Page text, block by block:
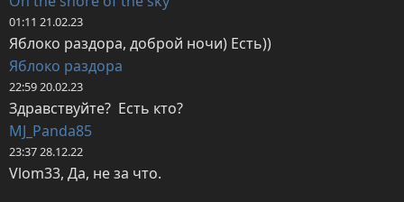
01:11 21.02.23
Яблоко раздора, доброй ночи) Есть))
Яблоко раздора
22:59 20.02.23
Здравствуйте?  Есть кто?
MJ_Panda85
23:37 28.12.22
Vlom33, Да, не за что.